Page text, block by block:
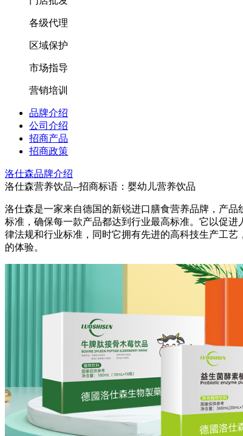
各级代理
区域保护
市场指导
营销培训
品牌介绍
公司介绍
招商产品
招商政策
洛仕森品牌介绍
洛仕森营养饮品--招商标语： 婴幼儿营养饮品
洛仕森是一家来自德国的新锐进口膳食营养品牌，产
标准，确保每一款产品都达到行业最高标准。它以促
律法规和行业标准，同时它拥有先进的高科技生产工
的体验。